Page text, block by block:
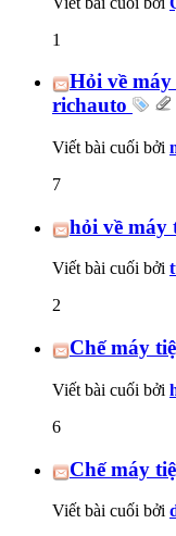
1
Hỏi về
richauto
Viết bài cuối bởi
7
hỏi về máy
Viết bài cuối bởi
2
Chế máy
Viết bài cuối bởi
6
Chế máy
Viết bài cuối bởi